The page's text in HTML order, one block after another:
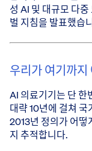
성 AI 및 대규모 다
벌 지침을 발표했습
우리가 여기까지
AI 의료기기는 단 한
대략 10년에 걸쳐
2013년 정의가 어떻
지 추적합니다.